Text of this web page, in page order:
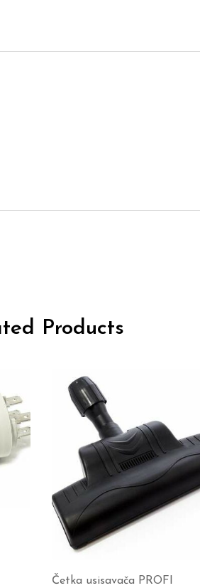
Products
Četka usisavača PROFI